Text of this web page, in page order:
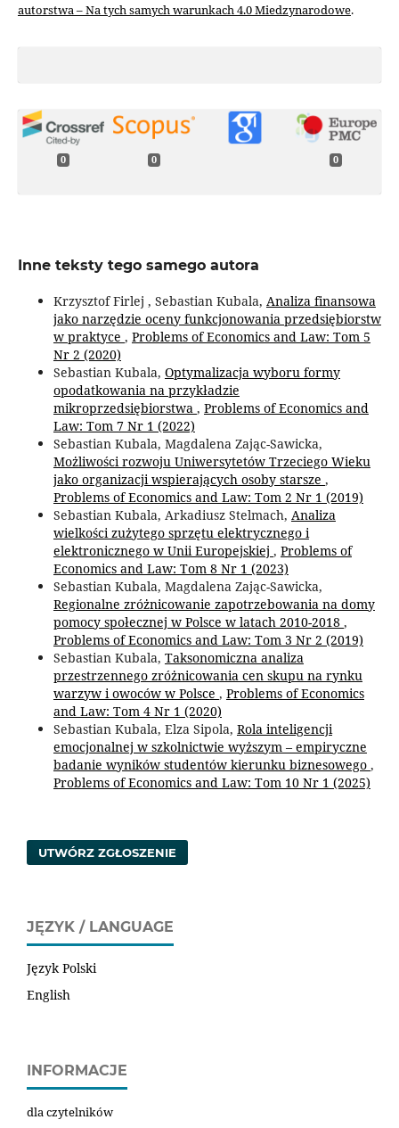
autorstwa – Na tych samych warunkach 4.0 Miedzynarodowe.
0 0 0
Inne teksty tego samego autora
Krzysztof Firlej , Sebastian Kubala, Analiza finansowa
jako narzędzie oceny funkcjonowania przedsiębiorstw
w praktyce , Problems of Economics and Law: Tom 5
Nr 2 (2020)
Sebastian Kubala, Optymalizacja wyboru formy
opodatkowania na przykładzie
mikroprzedsiębiorstwa , Problems of Economics and
Law: Tom 7 Nr 1 (2022)
Sebastian Kubala, Magdalena Zając-Sawicka,
Możliwości rozwoju Uniwersytetów Trzeciego Wieku
jako organizacji wspierających osoby starsze ,
Problems of Economics and Law: Tom 2 Nr 1 (2019)
Sebastian Kubala, Arkadiusz Stelmach, Analiza
wielkości zużytego sprzętu elektrycznego i
elektronicznego w Unii Europejskiej , Problems of
Economics and Law: Tom 8 Nr 1 (2023)
Sebastian Kubala, Magdalena Zając-Sawicka,
Regionalne zróżnicowanie zapotrzebowania na domy
pomocy społecznej w Polsce w latach 2010-2018 ,
Problems of Economics and Law: Tom 3 Nr 2 (2019)
Sebastian Kubala, Taksonomiczna analiza
przestrzennego zróżnicowania cen skupu na rynku
warzyw i owoców w Polsce , Problems of Economics
and Law: Tom 4 Nr 1 (2020)
Sebastian Kubala, Elza Sipola, Rola inteligencji
emocjonalnej w szkolnictwie wyższym – empiryczne
badanie wyników studentów kierunku biznesowego ,
Problems of Economics and Law: Tom 10 Nr 1 (2025)
UTWÓRZ ZGŁOSZENIE
JĘZYK / LANGUAGE
Język Polski
English
INFORMACJE
dla czytelników